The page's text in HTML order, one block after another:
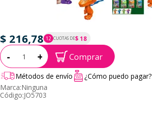
$ 216,78 12 CUOTAS DE$ 18
P.T.F. $ 217
Cantidad:
- + Comprar
Métodos de envío
¿Cómo puedo pagar?
Marca:Ninguna
Código:JO5703